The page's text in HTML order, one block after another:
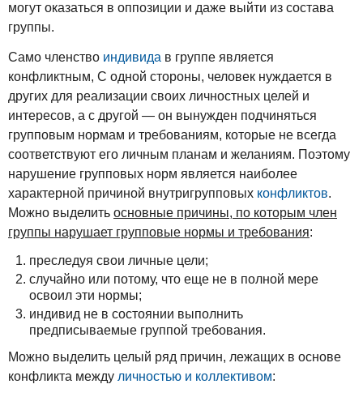
могут оказаться в оппозиции и даже выйти из состава
группы.
Само членство индивида в группе является
конфликтным, С одной стороны, человек нуждается в
других для реализации своих личностных целей и
интересов, а с другой — он вынужден подчиняться
групповым нормам и требованиям, которые не всегда
соответствуют его личным планам и желаниям. Поэтому
нарушение групповых норм является наиболее
характерной причиной внутригрупповых конфликтов.
Можно выделить основные причины, по которым член
группы нарушает групповые нормы и требования:
преследуя свои личные цели;
случайно или потому, что еще не в полной мере
освоил эти нормы;
индивид не в состоянии выполнить
предписываемые группой требования.
Можно выделить целый ряд причин, лежащих в основе
конфликта между личностью и коллективом: